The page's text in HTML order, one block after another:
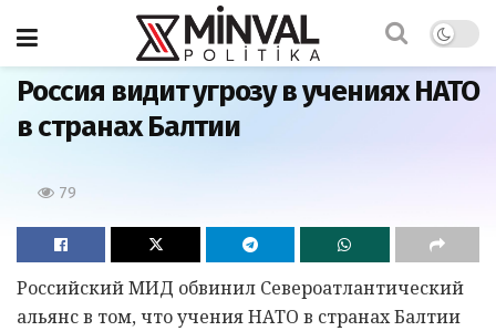
Главная
Россия видит угрозу в учениях НАТО
в странах Балтии
79
Российский МИД обвинил Североатлантический
альянс в том, что учения НАТО в странах Балтии